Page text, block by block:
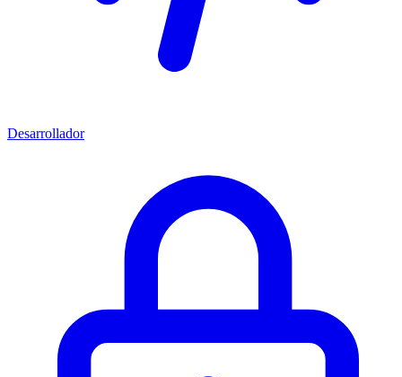
Desarrollador